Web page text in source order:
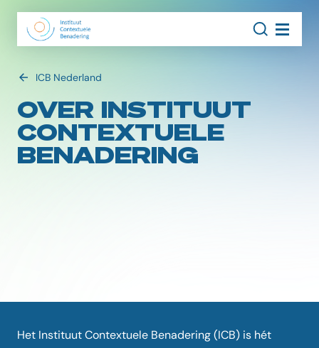
ICB Nederland
OVER INSTITUUT
CONTEXTUELE
BENADERING
Het Instituut Contextuele Benadering (ICB) is hét